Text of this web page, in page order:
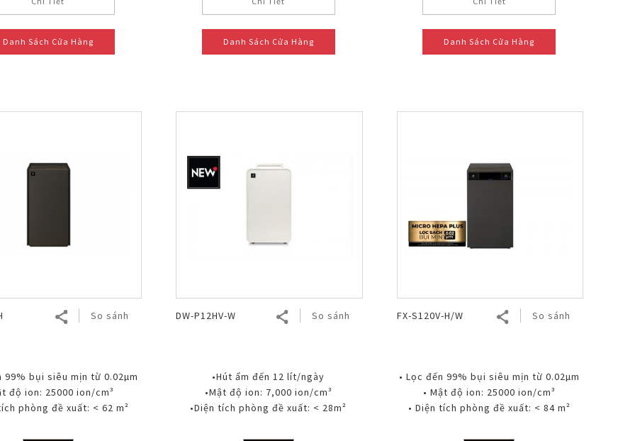
Danh Sách Cửa Hàng Danh Sách Cửa Hàng Danh Sách Cửa Hàng
So sánh
99% bụi siêu mịn từ 0.02µm
độ ion: 25000 ion/cm³
phòng đề xuất: < 62 m²
DW-P12HV-W So sánh
•Hút ẩm đến 12 lít/ngày
•Mật độ ion: 7,000 ion/cm³
•Diện tích phòng đề xuất: < 28m²
FX-S120V-H/W So sánh
• Lọc đến 99% bụi siêu mịn từ 0.02µm
• Mật độ ion: 25000 ion/cm³
• Diện tích phòng đề xuất: < 84 m²